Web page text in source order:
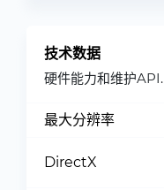
技术数据
硬件能力和维护API.
最大分辨率
DirectX